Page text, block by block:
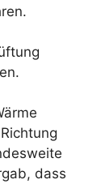
dass